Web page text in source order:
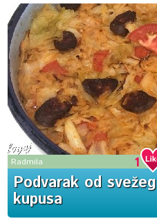
Radmila 1
Podvarak od svežeg
kupusa